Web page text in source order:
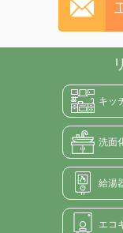
キッ
洗面
給湯
エコ